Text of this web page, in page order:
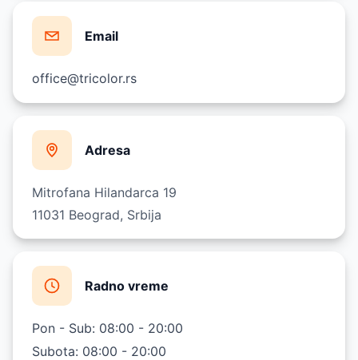
Email
office@tricolor.rs
Adresa
Mitrofana Hilandarca 19
11031 Beograd, Srbija
Radno vreme
Pon - Sub: 08:00 - 20:00
Subota: 08:00 - 20:00